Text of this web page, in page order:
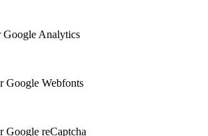
Google Analytics
Google Webfonts
Google reCaptcha